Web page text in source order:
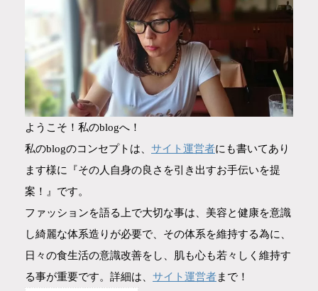
ようこそ！私のblogへ！
私のblogのコンセプトは、 サイト運営者にも書いてあり
ます様に『その人自身の良さを引き出すお手伝いを提
案！』です。
ファッションを語る上で大切な事は、美容と健康を意識
し綺麗な体系造りが必要で、その体系を維持する為に、
日々の食生活の意識改善をし、肌も心も若々しく維持す
る事が重要です。詳細は、 サイト運営者まで！